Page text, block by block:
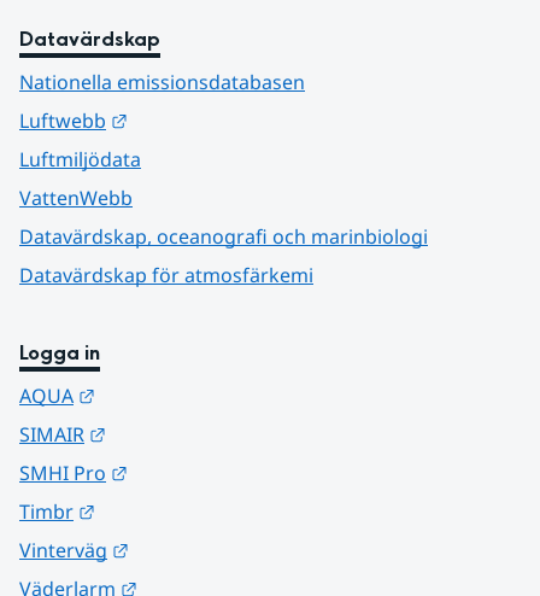
Datavärdskap
Nationella emissionsdatabasen
Luftwebb
Luftmiljödata
VattenWebb
Datavärdskap, oceanografi och marinbiologi
Datavärdskap för atmosfärkemi
Logga in
AQUA
SIMAIR
SMHI Pro
Timbr
Vinterväg
Väderlarm